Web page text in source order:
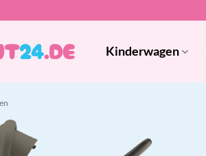
Kinderwagen